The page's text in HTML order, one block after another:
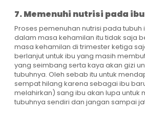
7. Memenuhi nutrisi pada
Proses pemenuhan nutrisi pada tubuh
dalam masa kehamilan itu tidak saja
masa kehamilan di trimester ketiga
berlanjut untuk ibu yang masih
yang seimbang serta kaya akan gizi
tubuhnya. Oleh sebab itu untuk
sempat hilang karena sebagai ibu
melahirkan) sang ibu akan lupa untuk
tubuhnya sendiri dan jangan sampai